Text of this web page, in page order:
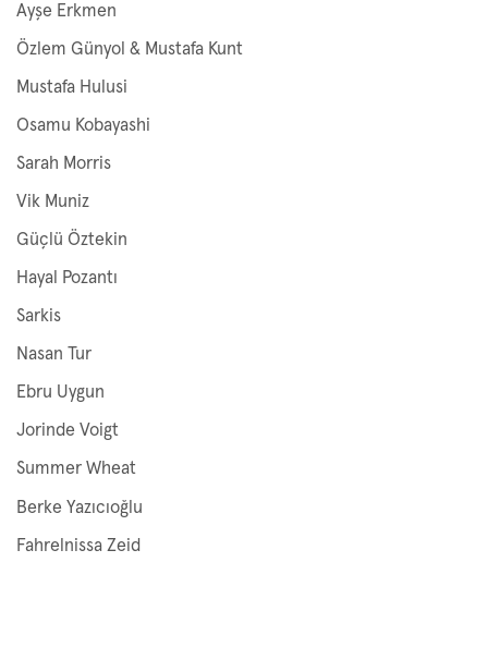
Ayşe Erkmen
Özlem Günyol & Mustafa Kunt
Mustafa Hulusi
Osamu Kobayashi
Sarah Morris
Vik Muniz
Güçlü Öztekin
Hayal Pozantı
Sarkis
Nasan Tur
Ebru Uygun
Jorinde Voigt
Summer Wheat
Berke Yazıcıoğlu
Fahrelnissa Zeid